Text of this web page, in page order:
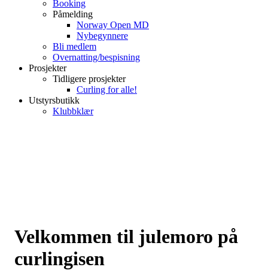
Booking
Påmelding
Norway Open MD
Nybegynnere
Bli medlem
Overnatting/bespisning
Prosjekter
Tidligere prosjekter
Curling for alle!
Utstyrsbutikk
Klubbklær
Velkommen til julemoro på
curlingisen